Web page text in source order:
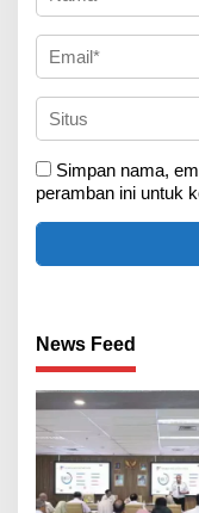
Simpan nama,
peramban ini untuk
News Feed